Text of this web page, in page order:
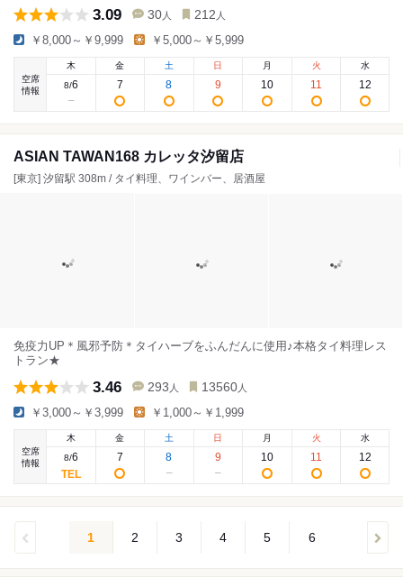
3.09 30 人 212 人
￥8,000～￥9,999 ￥5,000～￥5,999
空席
情報
木
8/6
金
7
土
8
日
9
月
10
火
11
水
12
ASIAN TAWAN168 カレッタ汐留店
[東京] 汐留駅 308m / タイ料理、ワインバー、居酒屋
免疫力UP＊風邪予防＊タイハーブをふんだんに使用♪本格タイ料理レス
トラン★
3.46 293 人 13560 人
￥3,000～￥3,999 ￥1,000～￥1,999
空席
情報
木
8/6
金
7
土
8
日
9
月
10
火
11
水
12
1 2 3 4 5 6